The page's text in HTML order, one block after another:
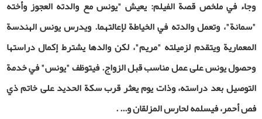
وجاء في ملخص قصة الفیلم: یعیش "يونس مع والدته العجوز وأخته
"سمانة"، وتعمل والدته في الخياطة لإعالتهما. ويدرس يونس الهندسة
المعمارية ویتقدم لزميلته "مريم"، لكن والدها يشترط إكمال دراستها
وحصول يونس على عمل مناسب قبل الزواج. فيتوظف "يونس" في خدمة
التوصيل بعد دراسته، وذات يوم يعثر قرب سكة الحديد على خاتم ذي
فص أحمر، فيسلمه لحارس المزلقان و... .